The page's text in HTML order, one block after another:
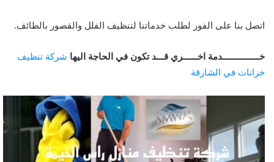
اتصل بنا على الفور لطلب خدماتنا لتنظيف الفلل والقصور بالطائف.
خـــــــــــــــدمة اخــــــري قـــد تكون في الحاجة اليها شركة تنظيف
خزانات في الشارقة